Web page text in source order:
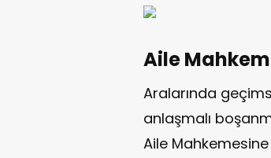
Aile
Aralarında
anlaşmalı
Aile